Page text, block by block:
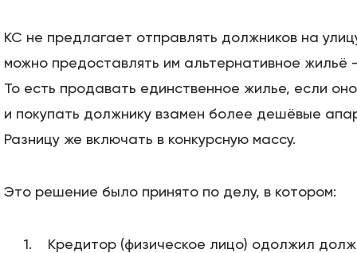
КС не предлагает отправлять должников на
можно предоставлять им альтернативное жильё
То есть продавать единственное жилье, если
и покупать должнику взамен более дешёвые
Разницу же включать в конкурсную массу.
Это решение было принято по делу, в котором:
Кредитор (физическое лицо) одолжил